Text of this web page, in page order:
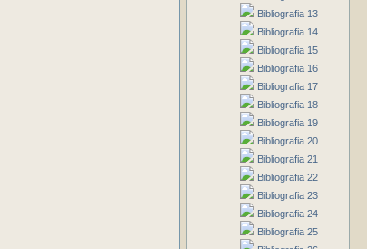
Bibliografia 13
Bibliografia 14
Bibliografia 15
Bibliografia 16
Bibliografia 17
Bibliografia 18
Bibliografia 19
Bibliografia 20
Bibliografia 21
Bibliografia 22
Bibliografia 23
Bibliografia 24
Bibliografia 25